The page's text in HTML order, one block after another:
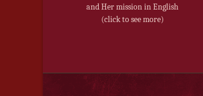
and Her mission in English
(click to see more)